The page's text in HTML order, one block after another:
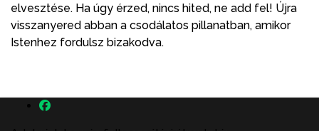
elvesztése. Ha úgy érzed, nincs hited, ne add fel! Újra
visszanyered abban a csodálatos pillanatban, amikor
Istenhez fordulsz bizakodva.